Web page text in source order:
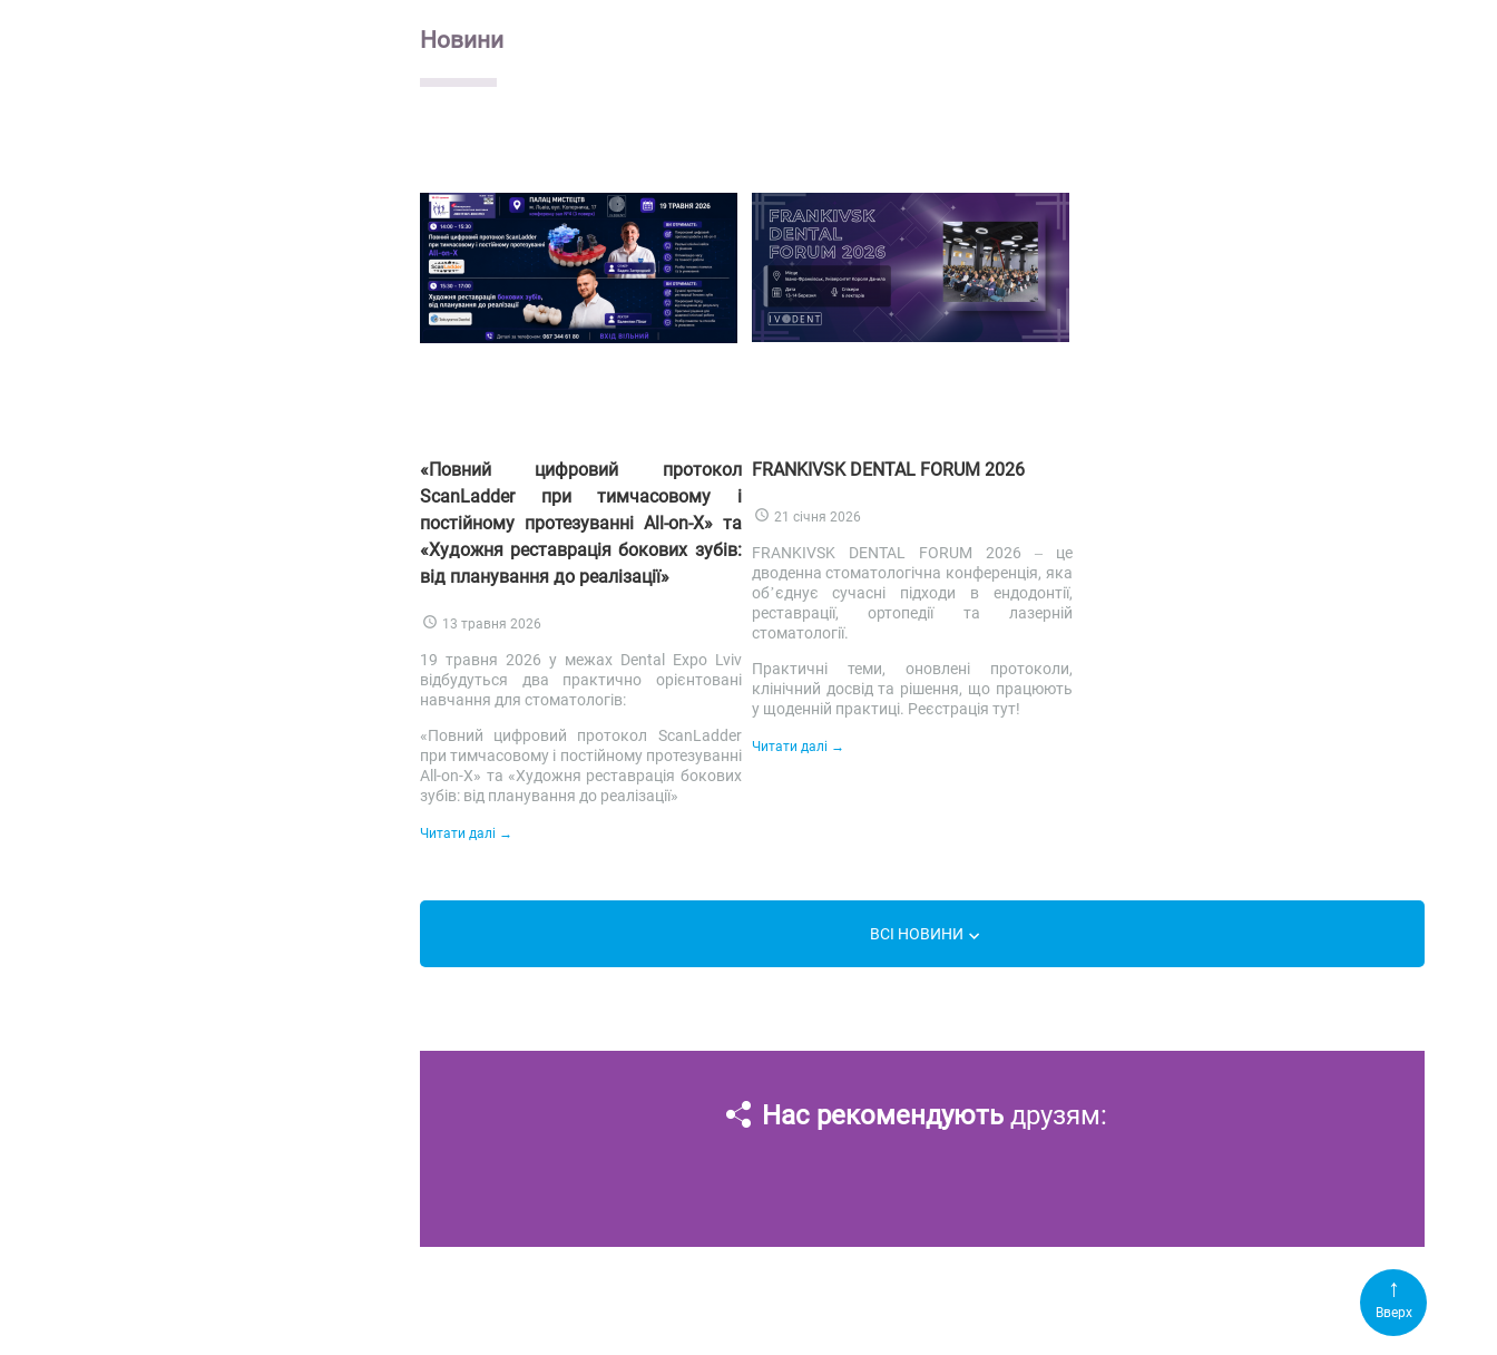
Новини
«Повний цифровий протокол
ScanLadder при тимчасовому і
постійному протезуванні All-on-X» та
«Художня реставрація бокових зубів:
від планування до реалізації»
13 травня 2026
19 травня 2026 у межах Dental Expo Lviv
відбудуться два практично орієнтовані
навчання для стоматологів:
«Повний цифровий протокол ScanLadder
при тимчасовому і постійному протезуванні
All-on-X» та «Художня реставрація бокових
зубів: від планування до реалізації»
Читати далі
FRANKIVSK DENTAL FORUM 2026
21 січня 2026
FRANKIVSK DENTAL FORUM 2026 – це
дводенна стоматологічна конференція, яка
об’єднує сучасні підходи в ендодонтії,
реставрації, ортопедії та лазерній
стоматології.
Практичні теми, оновлені протоколи,
клінічний досвід та рішення, що працюють
у щоденній практиці. Реєстрація тут!
Читати далі
ВСІ НОВИНИ
Нас рекомендують друзям:
Вверх